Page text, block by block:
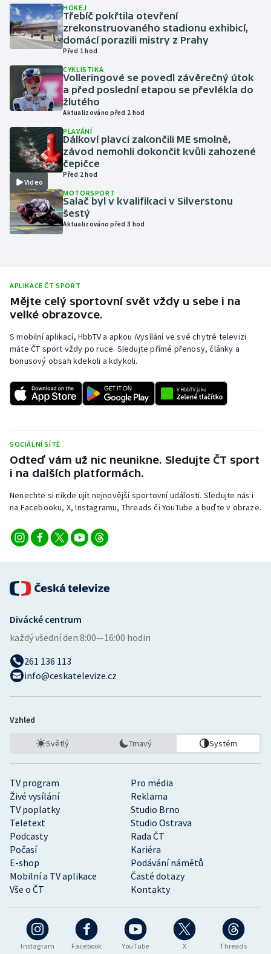
Krasobruslení
Lezení
Lyže a snowboard
Moderní pětiboj
Motorsport
Olympijské hry
Parasport
Plavání
Rychlobruslení
Rychlostní kanoistika
Short track
Sportovní střelba
Triatlon
Veslování
Vodní slalom
Volejbal
Ostatní
HOKEJ
Třebíč pokřtila otevření
zrekonstruovaného stadionu exhibicí,
domácí porazili mistry z Prahy
Před 1 hod
CYKLISTIKA
Volleringové se povedl závěrečný útok
a před poslední etapou se převlékla do
žlutého
Aktualizováno před 2 hod
Video
PLAVÁNÍ
Dálkoví plavci zakončili ME smolně,
závod nemohli dokončit kvůli zahozené
čepičce
Před 2 hod
MOTORSPORT
Salač byl v kvalifikaci v Silverstonu
šestý
Aktualizováno před 3 hod
APLIKACE ČT SPORT
Mějte celý sportovní svět vždy u sebe i na
velké obrazovce.
S mobilní aplikací, HbbTV a apkou iVysílání ve své chytré televizi
máte ČT sport vždy po ruce. Sledujte přímé přenosy, články a
bonusový obsah kdekoli a kdykoli.
SOCIÁLNÍ SÍTĚ
Odteď vám už nic neunikne. Sledujte ČT sport
i na dalších platformách.
Nenechte si nikde ujít nejnovější sportovní události. Sledujte nás i
na Facebooku, X, Instagramu, Threads či YouTube a buďte v obraze.
Instagram Facebook YouTube X Threads
TV program
Pro média
Živé vysílání
Reklama
TV poplatky
Studio Brno
Teletext
Studio Ostrava
Podcasty
Rada ČT
Počasí
Kariéra
E-shop
Podávání námětů
Mobilní a TV aplikace
Časté dotazy
Vše o ČT
Kontakty
Divácké centrum
každý všední den:8:00—16:00 hodin
261 136 113
info@ceskatelevize.cz
Vzhled
Světlý Tmavý Systém